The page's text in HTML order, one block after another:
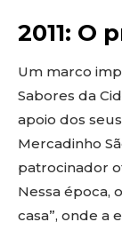
2011: O
Um marco
Sabores da
apoio dos
Mercadinho
patrocinador
Nessa época,
casa”, onde a